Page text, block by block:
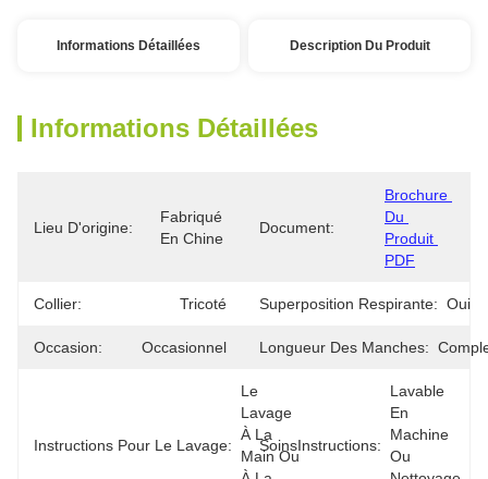
Informations Détaillées Description Du Produit
Informations Détaillées
Lieu D'origine:
Fabriqué
En Chine
Document:
Brochure
Du
Produit
PDF
Collier: Tricoté Superposition Respirante: Oui
Occasion: Occasionnel Longueur Des Manches:
Instructions Pour Le Lavage:
Le
Lavage
À La
Main Ou
SoinsInstructions:
Lavable
En
Machine
Ou